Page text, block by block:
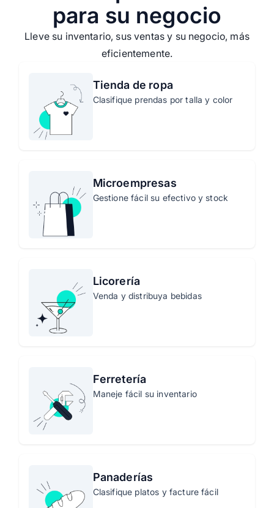
para su negocio
Lleve su inventario, sus ventas y su negocio, más
eficientemente.
Tienda de ropa
Clasifique prendas por talla y color
Microempresas
Gestione fácil su efectivo y stock
Licorería
Venda y distribuya bebidas
Ferretería
Maneje fácil su inventario
Panaderías
Clasifique platos y facture fácil